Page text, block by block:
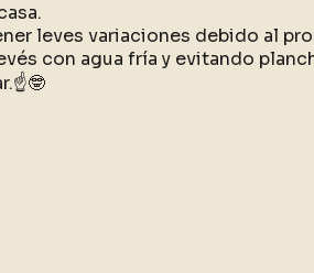
leves variaciones debido al
con agua fría y evitando